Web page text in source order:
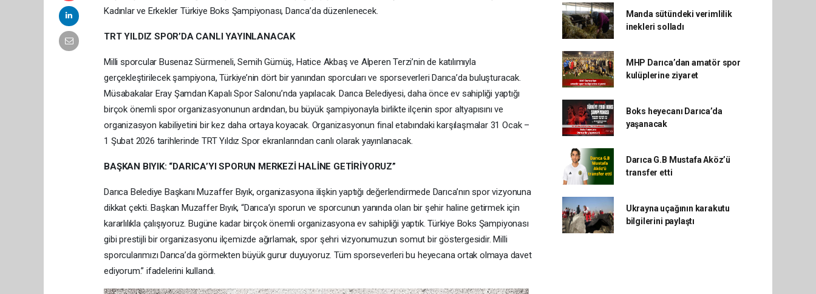
Kadınlar ve Erkekler Türkiye Boks Şampiyonası, Darıca’da düzenlenecek.
TRT YILDIZ SPOR’DA CANLI YAYINLANACAK
Milli sporcular Busenaz Sürmeneli, Semih Gümüş, Hatice Akbaş ve Alperen Terzi’nin de katılımıyla
gerçekleştirilecek şampiyona, Türkiye’nin dört bir yanından sporcuları ve sporseverleri Darıca’da buluşturacak.
Müsabakalar Eray Şamdan Kapalı Spor Salonu’nda yapılacak. Darıca Belediyesi, daha önce ev sahipliği yaptığı
birçok önemli spor organizasyonunun ardından, bu büyük şampiyonayla birlikte ilçenin spor altyapısını ve
organizasyon kabiliyetini bir kez daha ortaya koyacak. Organizasyonun final etabındaki karşılaşmalar 31 Ocak –
1 Şubat 2026 tarihlerinde TRT Yıldız Spor ekranlarından canlı olarak yayınlanacak.
BAŞKAN BIYIK: “DARICA’YI SPORUN MERKEZİ HALİNE GETİRİYORUZ”
Darıca Belediye Başkanı Muzaffer Bıyık, organizasyona ilişkin yaptığı değerlendirmede Darıca’nın spor vizyonuna
dikkat çekti. Başkan Muzaffer Bıyık, “Darıca’yı sporun ve sporcunun yanında olan bir şehir haline getirmek için
kararlılıkla çalışıyoruz. Bugüne kadar birçok önemli organizasyona ev sahipliği yaptık. Türkiye Boks Şampiyonası
gibi prestijli bir organizasyonu ilçemizde ağırlamak, spor şehri vizyonumuzun somut bir göstergesidir. Milli
sporcularımızı Darıca’da görmekten büyük gurur duyuyoruz. Tüm sporseverleri bu heyecana ortak olmaya davet
ediyorum.” ifadelerini kullandı.
Manda sütündeki verimlilik
inekleri solladı
MHP Darıca’dan amatör spor
kulüplerine ziyaret
Boks heyecanı Darıca’da
yaşanacak
Darıca G.B Mustafa Aköz’ü
transfer etti
Ukrayna uçağının karakutu
bilgilerini paylaştı